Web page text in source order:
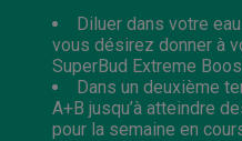
Diluer dans votre
vous désirez donner à
SuperBud Extreme
Dans un deuxième
A+B jusqu’à atteindre
pour la semaine en